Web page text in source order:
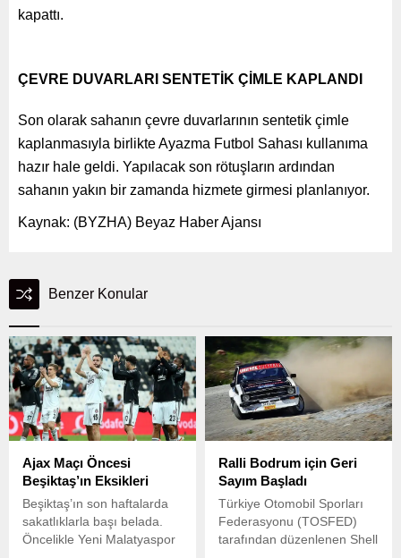
kapattı.
ÇEVRE DUVARLARI SENTETİK ÇİMLE KAPLANDI
Son olarak sahanın çevre duvarlarının sentetik çimle
kaplanmasıyla birlikte Ayazma Futbol Sahası kullanıma
hazır hale geldi. Yapılacak son rötuşların ardından
sahanın yakın bir zamanda hizmete girmesi planlanıyor.
Kaynak: (BYZHA) Beyaz Haber Ajansı
Benzer Konular
Ajax Maçı Öncesi
Beşiktaş’ın Eksikleri
Beşiktaş’ın son haftalarda
sakatlıklarla başı belada.
Öncelikle Yeni Malatyaspor
Ralli Bodrum için Geri
Sayım Başladı
Türkiye Otomobil Sporları
Federasyonu (TOSFED)
tarafından düzenlenen Shell